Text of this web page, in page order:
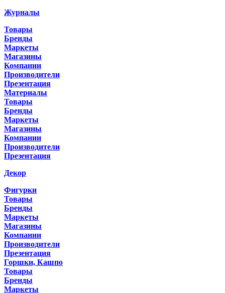
Журналы
Товары
Бренды
Маркеты
Магазины
Компании
Производители
Презентация
Материалы
Товары
Бренды
Маркеты
Магазины
Компании
Производители
Презентация
Декор
Фигурки
Товары
Бренды
Маркеты
Магазины
Компании
Производители
Презентация
Горшки, Кашпо
Товары
Бренды
Маркеты